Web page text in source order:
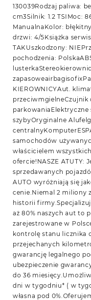
130039Rodzaj paliwa:
cm3Silnik: 1.2 TSIMoc:
ManualnaKolor:
drzwi: 4/5Książka
TAKUszkodzony:
pochodzenia:
KIEROWNICYAut.
przeciwmgielneCzujnik
szybyOryginalne
samochodów
właścicielem
ofercie!NASZE ATUTY:
sprzedawanych
AUTO wyróżniają się
cenie.Niemal 2 miliony
historii
aż 80% naszych aut to
zarejestrowane w
kontrolę stanu licznika
przejechanych
gwarancję legalnego
ubezpieczenie
do 36
dni w tygodniu* ( w
własna pod